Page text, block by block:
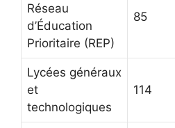
Réseau
d’Éducation
Prioritaire (REP)
85
Lycées généraux
et
technologiques
114